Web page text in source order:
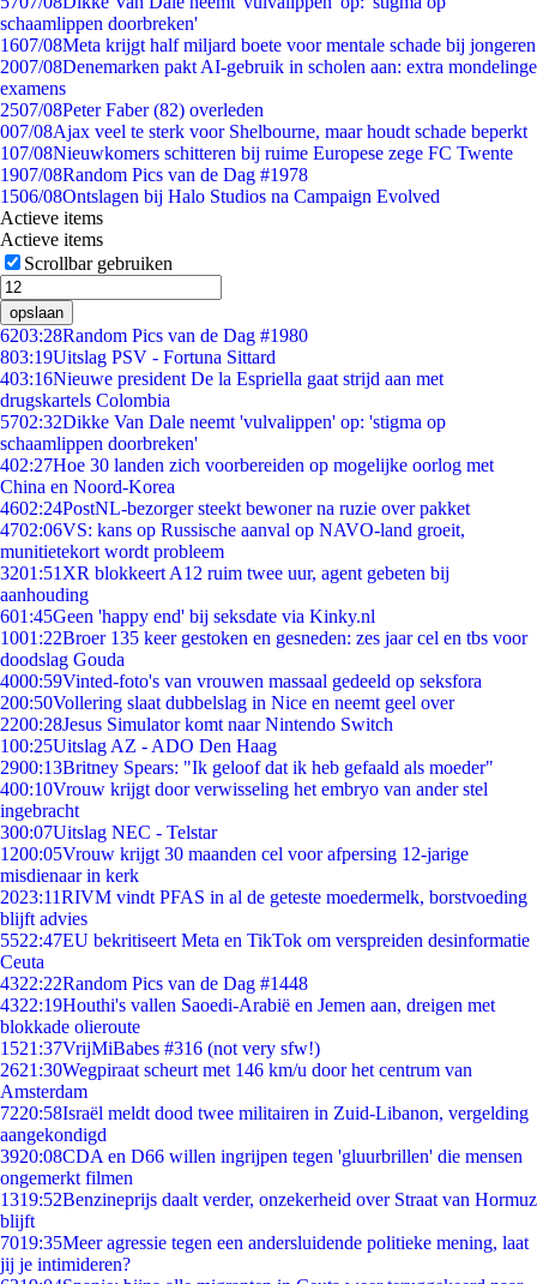
schaamlippen doorbreken'
1607/08Meta krijgt half miljard boete voor mentale schade bij jongeren
2007/08Denemarken pakt AI-gebruik in scholen aan: extra mondelinge
examens
2507/08Peter Faber (82) overleden
007/08Ajax veel te sterk voor Shelbourne, maar houdt schade beperkt
107/08Nieuwkomers schitteren bij ruime Europese zege FC Twente
1907/08Random Pics van de Dag #1978
1506/08Ontslagen bij Halo Studios na Campaign Evolved
Actieve items
Actieve items
Scrollbar gebruiken
opslaan
6203:28Random Pics van de Dag #1980
803:19Uitslag PSV - Fortuna Sittard
403:16Nieuwe president De la Espriella gaat strijd aan met
drugskartels Colombia
5702:32Dikke Van Dale neemt 'vulvalippen' op: 'stigma op
schaamlippen doorbreken'
402:27Hoe 30 landen zich voorbereiden op mogelijke oorlog met
China en Noord-Korea
4602:24PostNL-bezorger steekt bewoner na ruzie over pakket
4702:06VS: kans op Russische aanval op NAVO-land groeit,
munitietekort wordt probleem
3201:51 XR blokkeert A12 ruim twee uur, agent gebeten bij
aanhouding
601:45Geen 'happy end' bij seksdate via Kinky.nl
1001:22Broer 135 keer gestoken en gesneden: zes jaar cel en tbs voor
doodslag Gouda
4000:59Vinted-foto's van vrouwen massaal gedeeld op seksfora
200:50Vollering slaat dubbelslag in Nice en neemt geel over
2200:28Jesus Simulator komt naar Nintendo Switch
100:25Uitslag AZ - ADO Den Haag
2900:13Britney Spears: "Ik geloof dat ik heb gefaald als moeder"
400:10Vrouw krijgt door verwisseling het embryo van ander stel
ingebracht
300:07Uitslag NEC - Telstar
1200:05Vrouw krijgt 30 maanden cel voor afpersing 12-jarige
misdienaar in kerk
2023:11RIVM vindt PFAS in al de geteste moedermelk, borstvoeding
blijft advies
5522:47EU bekritiseert Meta en TikTok om verspreiden desinformatie
Ceuta
4322:22Random Pics van de Dag #1448
4322:19Houthi's vallen Saoedi-Arabië en Jemen aan, dreigen met
blokkade olieroute
1521:37VrijMiBabes #316 (not very sfw!)
2621:30Wegpiraat scheurt met 146 km/u door het centrum van
Amsterdam
7220:58Israël meldt dood twee militairen in Zuid-Libanon, vergelding
aangekondigd
3920:08CDA en D66 willen ingrijpen tegen 'gluurbrillen' die mensen
ongemerkt filmen
1319:52Benzineprijs daalt verder, onzekerheid over Straat van Hormuz
blijft
7019:35Meer agressie tegen een andersluidende politieke mening, laat
jij je intimideren?